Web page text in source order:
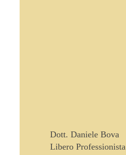
Dott. Daniele Bova
Libero